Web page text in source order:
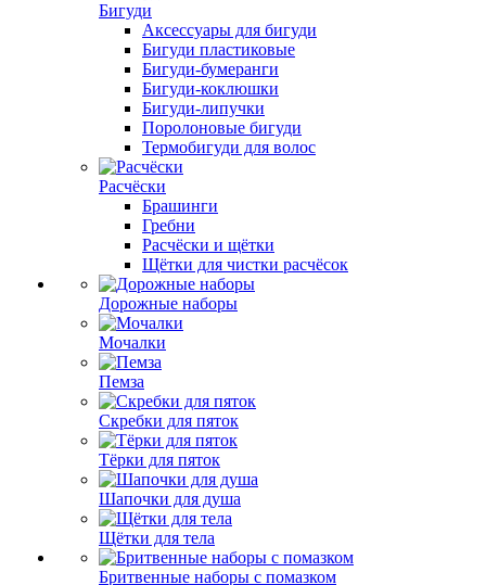
Бигуди
Аксессуары для бигуди
Бигуди пластиковые
Бигуди-бумеранги
Бигуди-коклюшки
Бигуди-липучки
Поролоновые бигуди
Термобигуди для волос
Расчёски
Брашинги
Гребни
Расчёски и щётки
Щётки для чистки расчёсок
Дорожные наборы
Мочалки
Пемза
Скребки для пяток
Тёрки для пяток
Шапочки для душа
Щётки для тела
Бритвенные наборы с помазком